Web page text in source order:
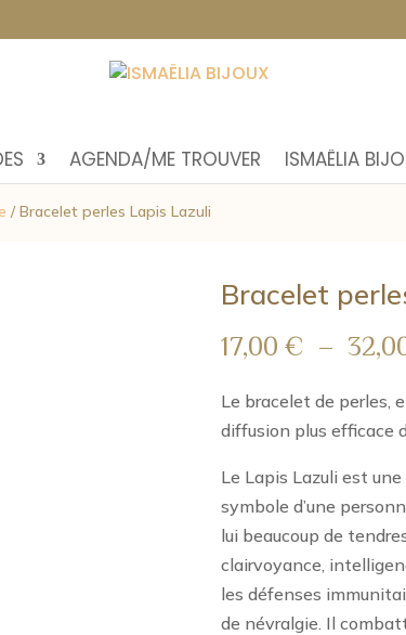
AGENDA/ME TROUVER ISMAËLIA
/ Bracelet perles Lapis Lazuli
Bracelet
17,00 € –
Le bracelet de perles,
diffusion plus efficace
Le Lapis Lazuli est
symbole d’une
lui beaucoup de
clairvoyance,
les défenses
de névralgie. Il